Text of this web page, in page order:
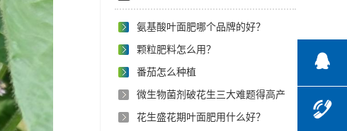
氨基酸叶面肥哪个品牌的好？
颗粒肥料怎么用？
番茄怎么种植
微生物菌剂破花生三大难题得高产
花生盛花期叶面肥用什么好？